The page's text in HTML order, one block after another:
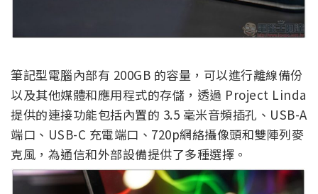
筆記型電腦內部有 200GB 的容量，可以進行離線備份
以及其他媒體和應用程式的存儲，透過 Project Linda
提供的連接功能包括內置的 3.5 毫米音頻插孔、USB-A
端口、USB-C 充電端口、720p網絡攝像頭和雙陣列麥
克風，為通信和外部設備提供了多種選擇。